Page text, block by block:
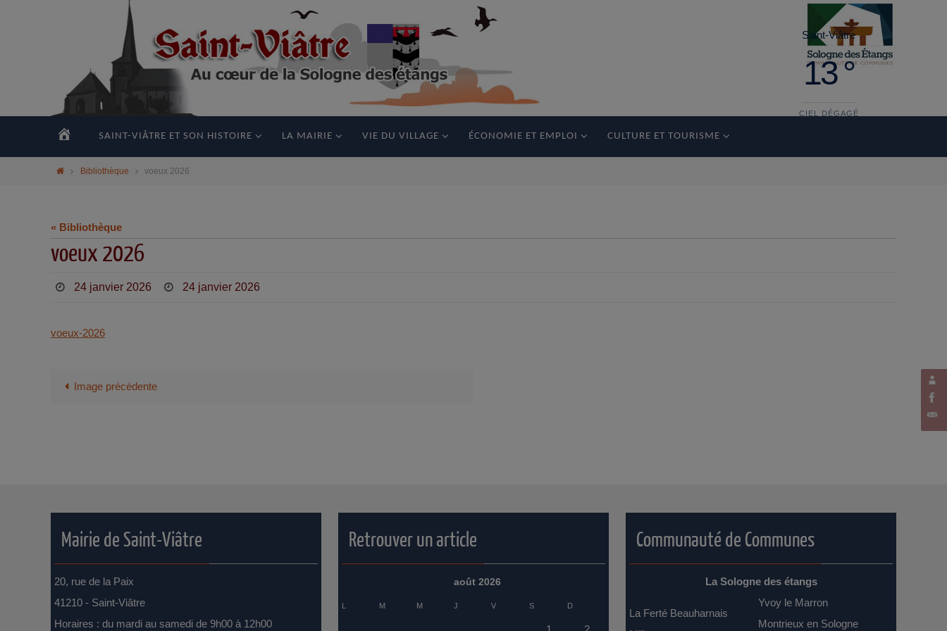
Saint-Viâtre
13 °
CIEL DÉGAGÉ
samedi 33°14 °
ACCUEILSAINT-VIÂTRE ET SON HISTOIRE LA MAIRIE VIE DU VILLAGE ÉCONOMIE ET EMPLOI CULTURE ET TOURISME
Bibliothèque voeux 2026
« Bibliothèque
voeux 2026
24 janvier 2026 24 janvier 2026
voeux-2026
Image précédente
Mairie de Saint-Viâtre
20, rue de la Paix
41210 - Saint-Viâtre
Horaires : du mardi au samedi de 9h00 à 12h00
Retrouver un article
août 2026
L M M J V S D
Communauté de Communes
La Sologne des étangs
La Ferté Beauharnais
Yvoy le Marron
Montrieux en Sologne